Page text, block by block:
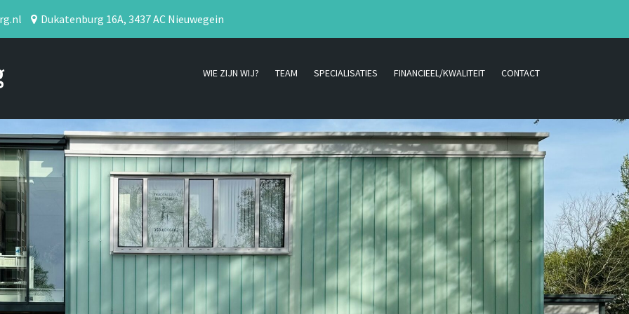
Dukatenburg 16A, 3437 AC Nieuwegein
WIE ZIJN WIJ? TEAM SPECIALISATIES FINANCIEEL/KWALITEIT CONTACT